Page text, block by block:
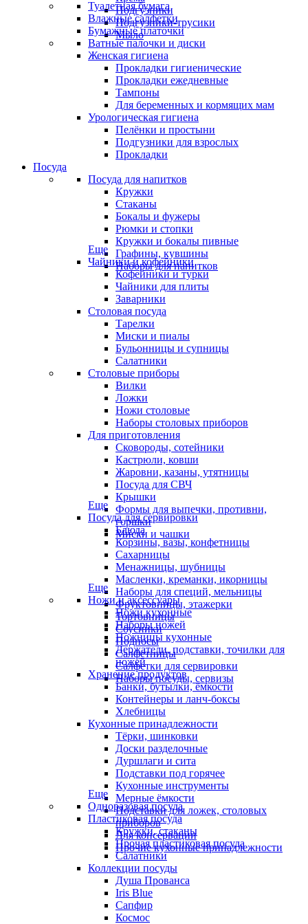
Подгузники
Подгузники-трусики
Мыло
Туалетная бумага
Влажные салфетки
Бумажные платочки
Ватные палочки и диски
Женская гигиена
Прокладки гигиенические
Прокладки ежедневные
Тампоны
Для беременных и кормящих мам
Урологическая гигиена
Пелёнки и простыни
Подгузники для взрослых
Прокладки
Посуда
Посуда для напитков
Кружки
Стаканы
Бокалы и фужеры
Рюмки и стопки
Кружки и бокалы пивные
Графины, кувшины
Наборы для напитков
Еще
Чайники и кофейники
Кофейники и турки
Чайники для плиты
Заварники
Столовая посуда
Тарелки
Миски и пиалы
Бульонницы и супницы
Салатники
Столовые приборы
Вилки
Ложки
Ножи столовые
Наборы столовых приборов
Для приготовления
Сковороды, сотейники
Кастрюли, ковши
Жаровни, казаны, утятницы
Посуда для СВЧ
Крышки
Формы для выпечки, противни,
горшки
Миски и чашки
Еще
Посуда для сервировки
Блюда
Корзины, вазы, конфетницы
Сахарницы
Менажницы, шубницы
Масленки, креманки, икорницы
Наборы для специй, мельницы
Фруктовницы, этажерки
Тортовницы
Соусники
Подносы
Салфетницы
Салфетки для сервировки
Наборы посуды, сервизы
Еще
Ножи и аксессуары
Ножи кухонные
Наборы ножей
Ножницы кухонные
Держатели, подставки, точилки для
ножей
Хранение продуктов
Банки, бутылки, ёмкости
Контейнеры и ланч-боксы
Хлебницы
Кухонные принадлежности
Тёрки, шинковки
Доски разделочные
Дуршлаги и сита
Подставки под горячее
Кухонные инструменты
Мерные ёмкости
Подставки для ложек, столовых
приборов
Для консервации
Прочие кухонные принадлежности
Еще
Одноразовая посуда
Пластиковая посуда
Кружки, стаканы
Прочая пластиковая посуда
Салатники
Коллекции посуды
Душа Прованса
Iris Blue
Сапфир
Космос